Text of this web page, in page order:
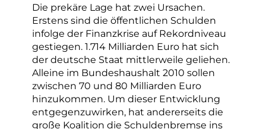
Die prekäre Lage hat zwei Ursachen.
Erstens sind die öffentlichen Schulden
infolge der Finanzkrise auf Rekordniveau
gestiegen. 1.714 Milliarden Euro hat sich
der deutsche Staat mittlerweile geliehen.
Alleine im Bundeshaushalt 2010 sollen
zwischen 70 und 80 Milliarden Euro
hinzukommen. Um dieser Entwicklung
entgegenzuwirken, hat andererseits die
große Koalition die Schuldenbremse ins